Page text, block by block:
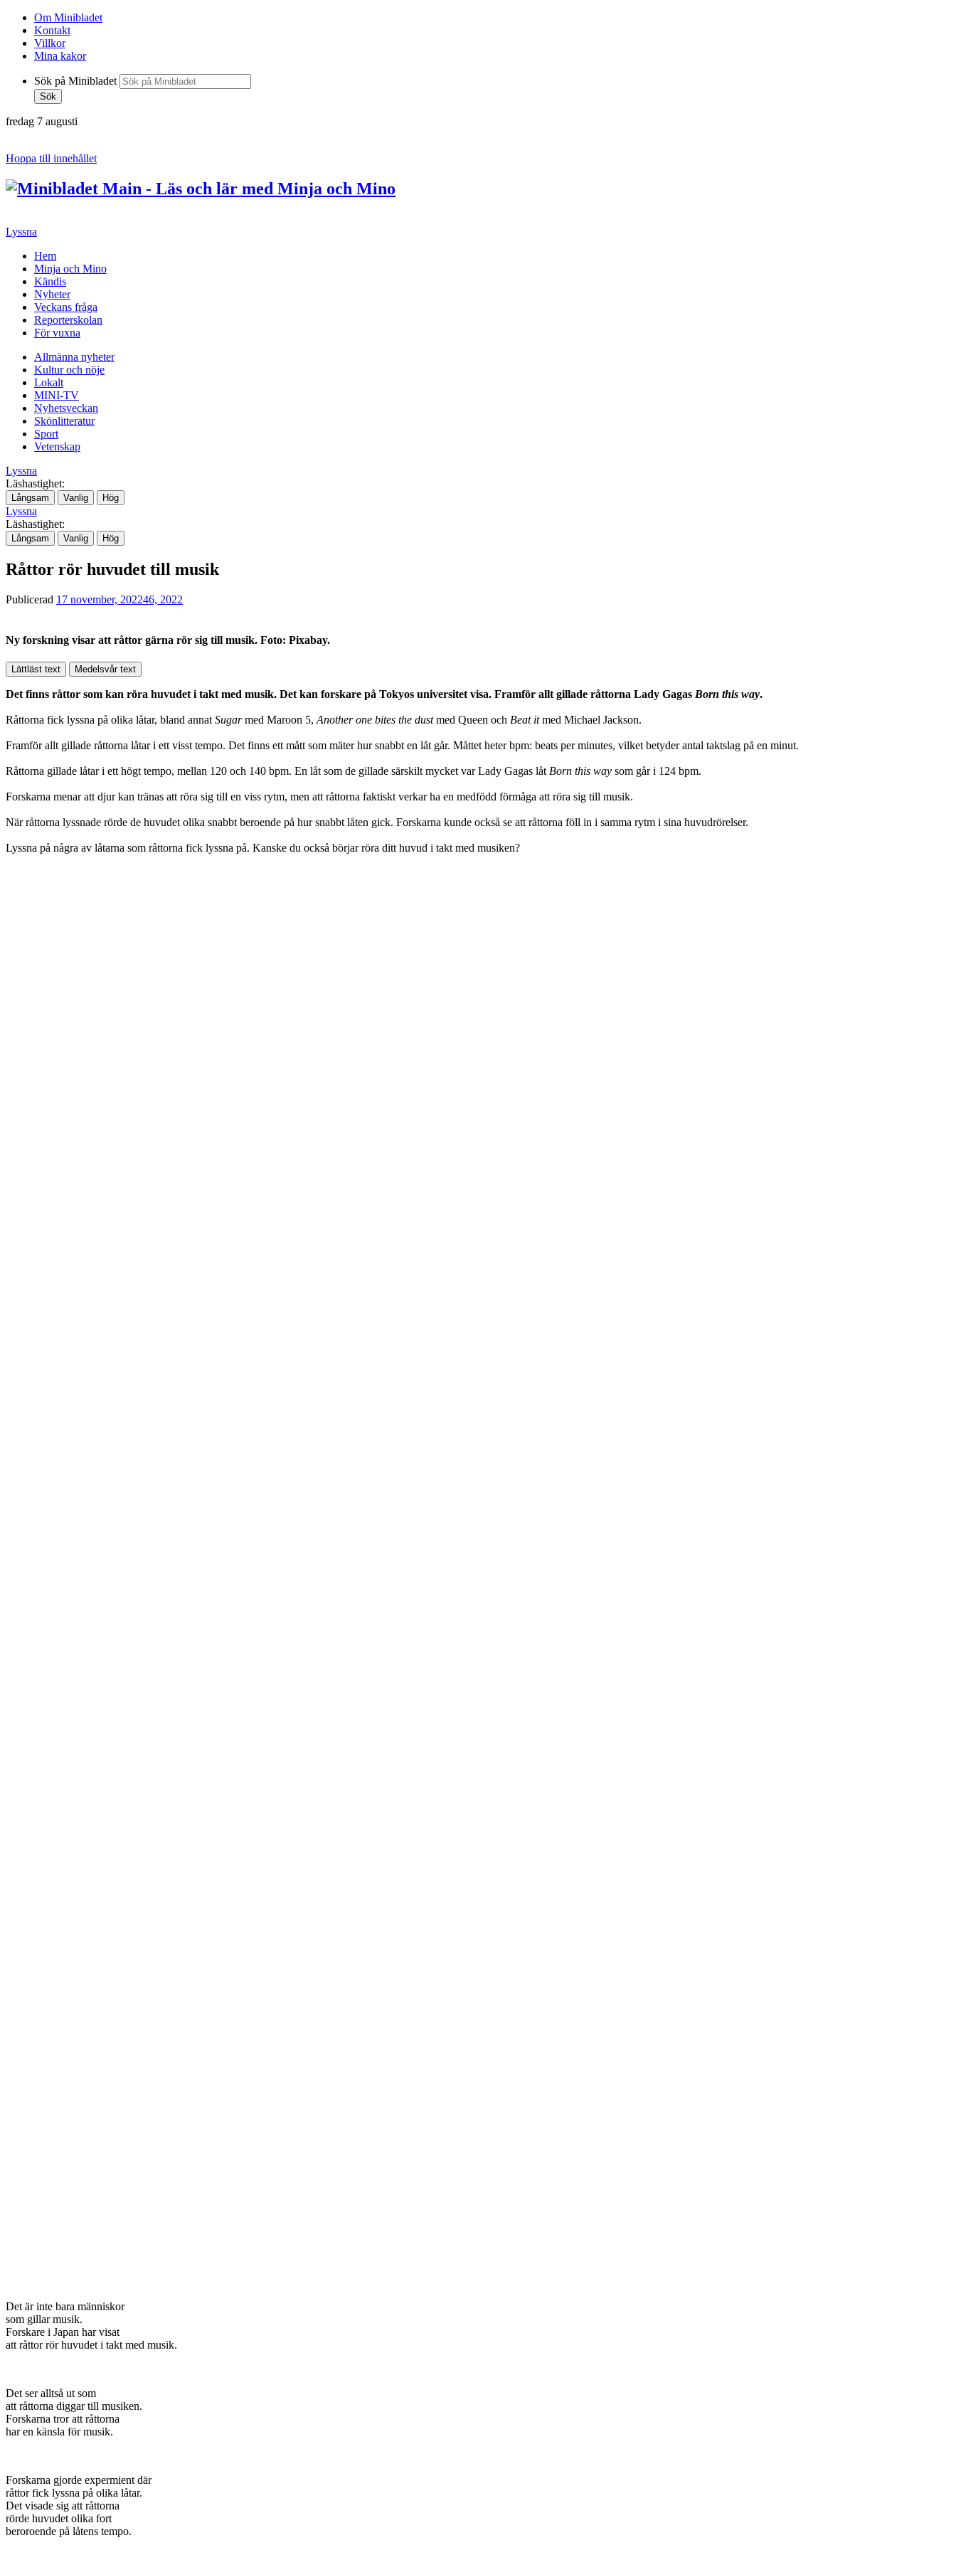
Om Minibladet
Kontakt
Villkor
Mina kakor
Sök på Minibladet
Sök
fredag 7 augusti
Hoppa till innehållet
Lyssna
Hem
Minja och Mino
Kändis
Nyheter
Veckans fråga
Reporterskolan
För vuxna
Allmänna nyheter
Kultur och nöje
Lokalt
MINI-TV
Nyhetsveckan
Skönlitteratur
Sport
Vetenskap
Lyssna
Läshastighet:
Långsam Vanlig Hög
Lyssna
Läshastighet:
Långsam Vanlig Hög
Råttor rör huvudet till musik
Publicerad 17 november, 202246, 2022
Ny forskning visar att råttor gärna rör sig till musik. Foto: Pixabay.
Lättläst text Medelsvår text
Det finns råttor som kan röra huvudet i takt med musik. Det kan forskare på Tokyos universitet visa. Framför allt gillade råttorna Lady Gagas Born this way.
Råttorna fick lyssna på olika låtar, bland annat Sugarmed Maroon 5, Another one bites the dustmed Queen och Beat itmed Michael Jackson.
Framför allt gillade råttorna låtar i ett visst tempo. Det finns ett mått som mäter hur snabbt en låt går. Måttet heter bpm: beats per minutes, vilket betyder antal taktslag på en minut.
Råttorna gillade låtar i ett högt tempo, mellan 120 och 140 bpm. En låt som de gillade särskilt mycket var Lady Gagas låt Born this way som går i 124 bpm.
Forskarna menar att djur kan tränas att röra sig till en viss rytm, men att råttorna faktiskt verkar ha en medfödd förmåga att röra sig till musik.
När råttorna lyssnade rörde de huvudet olika snabbt beroende på hur snabbt låten gick. Forskarna kunde också se att råttorna föll in i samma rytm i sina huvudrörelser.
Lyssna på några av låtarna som råttorna fick lyssna på. Kanske du också börjar röra ditt huvud i takt med musiken?
Det är inte bara människor
som gillar musik.
Forskare i Japan har visat
att råttor rör huvudet i takt med musik.
Det ser alltså ut som
att råttorna diggar till musiken.
Forskarna tror att råttorna
har en känsla för musik.
Forskarna gjorde expermient där
råttor fick lyssna på olika låtar.
Det visade sig att råttorna
rörde huvudet olika fort
beroroende på låtens tempo.